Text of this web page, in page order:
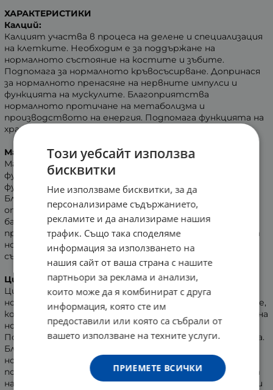
ХАРАКТЕРИСТИКИ
Калций:
Калцият участва в процеса на делене и специализация
на клетките. Необходим е за поддържане на
нормалното състояние на костите и зъбите.
Подпомага за нормалното кръвосъсирване. Допринася
за нормалното пренасяне на нервните импулси и
функцията на мускулите. Благоприятства
нормалното протичане на метаболизма и
производството на енергия. Подпомага функцията на
храносмилателните ензими.
Магнезий:
Магнезият е изключително важен елемент за много
функции в организма. Той допринася за нормалната
функция на мускулите и нервната система.
Благоприятства за намаляване чувството на
отпадналост и умора. Подпомага електролитния
баланс и нормалното протичане на метаболизма и
производството на енергия. Магнезият допринася за
нормалния синтез на белтъчини и поддържане
състоянието на костите и зъбите.
Цинк:
Цинкът благоприятства за поддържане на
нормалното състояние на костите, косата, ноктите,
кожата и зрението. Той допринася за поддържането на
нормална концентрация на тестостерон в кръвта.
Подпомага нормалната функция на имунната система.
Благоприятства за нормалния синтез на ДНК и за
нормалния фертилитет и възпроизводство. Цинкът
подпомага за нормалното протичане на метаболизма
на въглехидратите, мастните киселини, витамин А и
Този уебсайт използва
бисквитки
Ние използваме бисквитки, за да
персонализираме съдържанието,
рекламите и да анализираме нашия
трафик. Също така споделяме
информация за използването на
нашия сайт от ваша страна с нашите
партньори за реклама и анализи,
които може да я комбинират с друга
информация, която сте им
предоставили или която са събрали от
вашето използване на техните услуги.
ПРИЕМЕТЕ ВСИЧКИ